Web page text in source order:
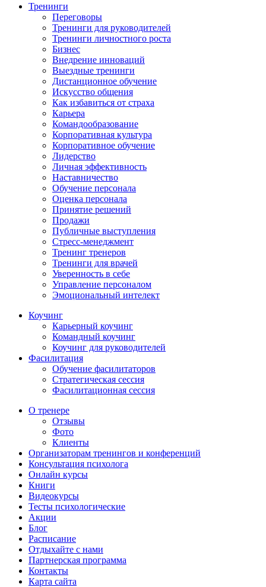
Тренинги
Переговоры
Тренинги для руководителей
Тренинги личностного роста
Бизнес
Внедрение инноваций
Выездные тренинги
Дистанционное обучение
Искусство общения
Как избавиться от страха
Карьера
Командообразование
Корпоративная культура
Корпоративное обучение
Лидерство
Личная эффективность
Наставничество
Обучение персонала
Оценка персонала
Принятие решений
Продажи
Публичные выступления
Стресс-менеджмент
Тренинг тренеров
Тренинги для врачей
Уверенность в себе
Управление персоналом
Эмоциональный интелект
Коучинг
Карьерный коучинг
Командный коучинг
Коучинг для руководителей
Фасилитация
Обучение фасилитаторов
Стратегическая сессия
Фасилитационная сессия
О тренере
Отзывы
Фото
Клиенты
Организаторам тренингов и конференций
Консультация психолога
Онлайн курсы
Книги
Видеокурсы
Тесты психологические
Акции
Блог
Расписание
Отдыхайте с нами
Партнерская программа
Контакты
Карта сайта